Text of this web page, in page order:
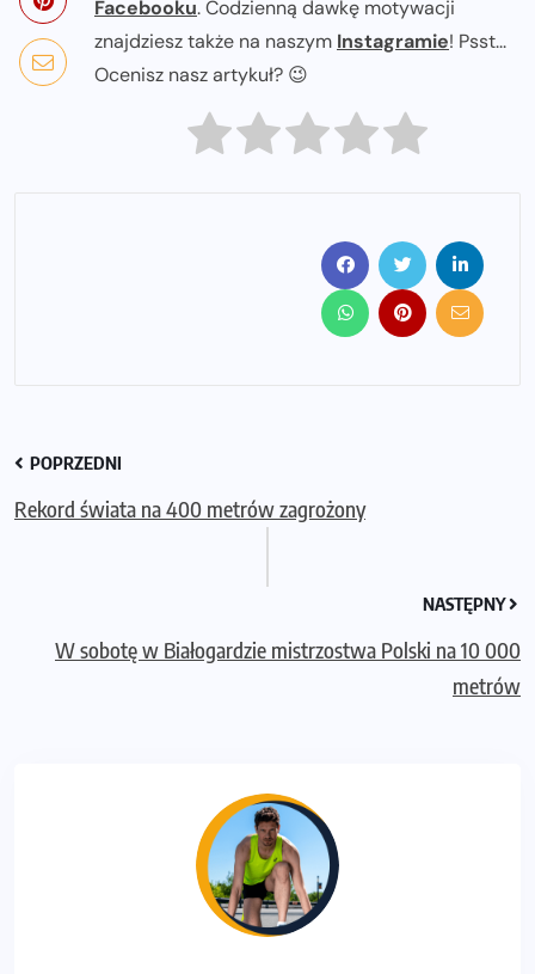
Facebooku. Codzienną dawkę motywacji
znajdziesz także na naszym Instagramie! Psst...
Ocenisz nasz artykuł? 😉
POPRZEDNI
Rekord świata na 400 metrów zagrożony
NASTĘPNY
W sobotę w Białogardzie mistrzostwa Polski na 10 000
metrów